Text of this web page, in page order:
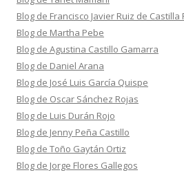
Blog de Francisco Javier Ruiz de Castilla
Blog de Martha Pebe
Blog de Agustina Castillo Gamarra
Blog de Daniel Arana
Blog de José Luis García Quispe
Blog de Oscar Sánchez Rojas
Blog de Luis Durán Rojo
Blog de Jenny Peña Castillo
Blog de Toño Gaytán Ortiz
Blog de Jorge Flores Gallegos